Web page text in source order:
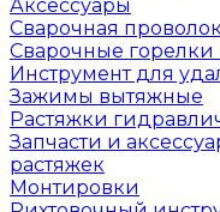
Аксессуары
Сварочная
Сварочные горелки
Инструмент для
Зажимы вытяжные
Растяжки
Запчасти и
растяжек
Монтировки